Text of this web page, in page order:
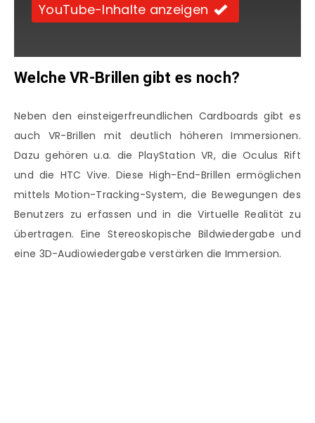
YouTube-Inhalte anzeigen
Welche VR-Brillen gibt es noch?
Neben den einsteigerfreundlichen Cardboards gibt es
auch VR-Brillen mit deutlich höheren Immersionen.
Dazu gehören u.a. die PlayStation VR, die Oculus Rift
und die HTC Vive. Diese High-End-Brillen ermöglichen
mittels Motion-Tracking-System, die Bewegungen des
Benutzers zu erfassen und in die Virtuelle Realität zu
übertragen. Eine Stereoskopische Bildwiedergabe und
eine 3D-Audiowiedergabe verstärken die Immersion.